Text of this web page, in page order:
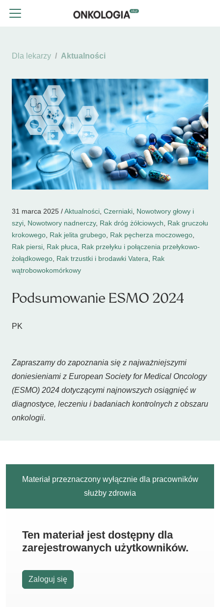
Dla lekarzy Aktualności
31 marca 2025 /Aktualności Czerniaki Nowotwory głowy i
szyi Nowotwory nadnerczy, Rak dróg żółciowych
Rak gruczołu
krokowego Rak jelita grubego Rak pęcherza moczowego
Rak piersi Rak płuca
Rak przełyku i połączenia przełykowo-
żołądkowego Rak trzustki i brodawki Vatera
Rak
wątrobowokomórkowy
Podsumowanie ESMO 2024
PK
Zapraszamy do zapoznania się z najważniejszymi
doniesieniami z European Society for Medical Oncology
(ESMO) 2024 dotyczącymi najnowszych osiągnięć w
diagnostyce, leczeniu i badaniach kontrolnych z obszaru
onkologii.
Materiał przeznaczony wyłącznie dla pracowników
służby zdrowia
Ten materiał jest dostępny dla
zarejestrowanych użytkowników.
Zaloguj się